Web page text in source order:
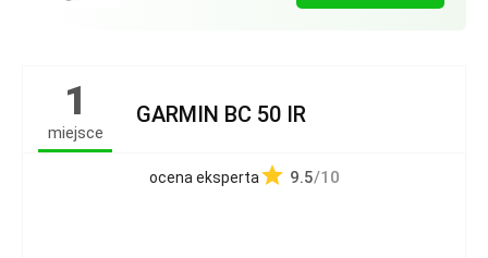
1
miejsce
GARMIN BC 50 IR
ocena eksperta 9.5/10